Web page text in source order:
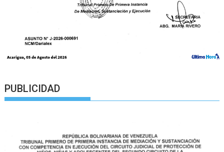
PUBLICIDAD